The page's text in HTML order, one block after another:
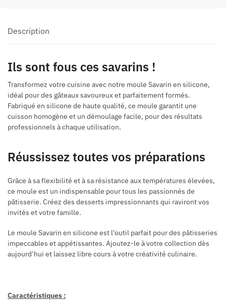
Description
Ils sont fous ces savarins !
Transformez votre cuisine avec notre moule Savarin en silicone,
idéal pour des gâteaux savoureux et parfaitement formés.
Fabriqué en silicone de haute qualité, ce moule garantit une
cuisson homogène et un démoulage facile, pour des résultats
professionnels à chaque utilisation.
Réussissez toutes vos préparations
Grâce à sa flexibilité et à sa résistance aux températures élevées,
ce moule est un indispensable pour tous les passionnés de
pâtisserie. Créez des desserts impressionnants qui raviront vos
invités et votre famille.
Le moule Savarin en silicone est l’outil parfait pour des pâtisseries
impeccables et appétissantes. Ajoutez-le à votre collection dès
aujourd’hui et laissez libre cours à votre créativité culinaire.
Caractéristiques :